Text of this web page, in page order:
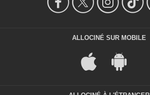
ALLOCINÉ SUR MOBILE